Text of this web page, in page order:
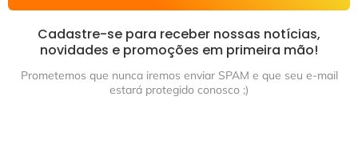
Cadastre-se para receber nossas notícias,
novidades e promoções em primeira mão!
Prometemos que nunca iremos enviar SPAM e que seu e-mail
estará protegido conosco ;)